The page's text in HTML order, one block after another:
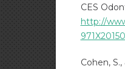
CES
http://
Cohen,